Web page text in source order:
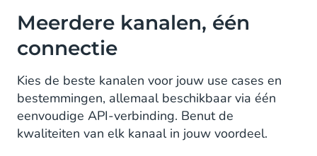
Meerdere kanalen, één
connectie
Kies de beste kanalen voor jouw use cases en
bestemmingen, allemaal beschikbaar via één
eenvoudige API-verbinding. Benut de
kwaliteiten van elk kanaal in jouw voordeel.